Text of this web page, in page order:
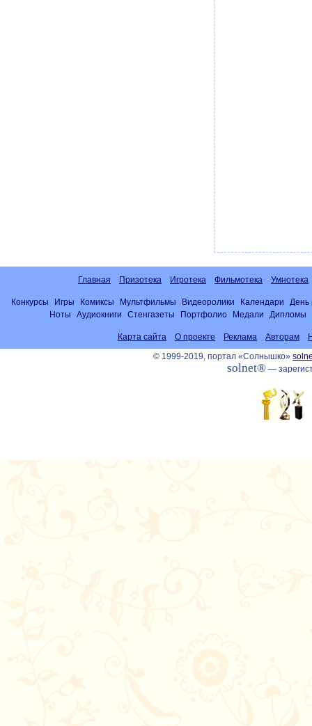
Главная Призотека Игротека Фильмотека Умнотека
Конкурсы Игры Комиксы Мультфильмы Видеоролики Календари
День
Ноты
Аудиокниги Стенгазеты Портфолио Медали Дипломы
Карта сайта О проекте Реклама Авторам
© 1999-2019, портал «Солнышко»
solnet®—